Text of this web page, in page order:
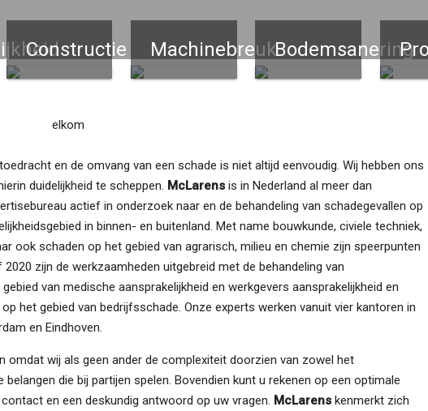
Constructie MachinebreukBodemsanering
elkom
en de omvang van een schade is niet altijd eenvoudig. Wij hebben ons
duidelijkheid te scheppen. McLarensis in Nederland al meer dan
actief in onderzoek naar en de behandeling van schadegevallen op
in binnen- en buitenland. Met name bouwkunde, civiele techniek,
ook schaden op het gebied van agrarisch, milieu en chemie zijn speerpunten
zijn de werkzaamheden uitgebreid met de behandeling van
van medische aansprakelijkheid en werkgevers aansprakelijkheid en
het gebied van bedrijfsschade. Onze experts werken vanuit vier kantoren in
en Eindhoven.
omdat wij als geen ander de complexiteit doorzien van zowel het
die bij partijen spelen. Bovendien kunt u rekenen op een optimale
en een deskundig antwoord op uw vragen. McLarenskenmerkt zich